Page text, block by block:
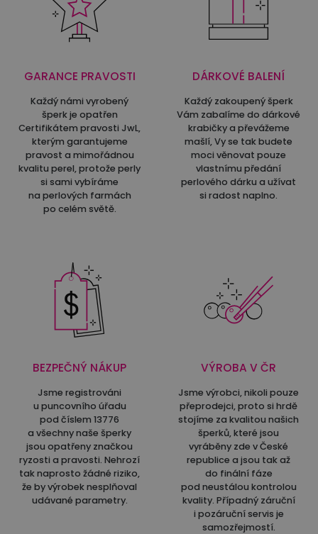
GARANCE PRAVOSTI
Každý námi vyrobený
šperk je opatřen
Certifikátem pravosti JwL,
kterým garantujeme
pravost a mimořádnou
kvalitu perel, protože perly
si sami vybíráme
na perlových farmách
po celém světě.
DÁRKOVÉ BALENÍ
Každý zakoupený šperk
Vám zabalíme do dárkové
krabičky a převážeme
mašlí, Vy se tak budete
moci věnovat pouze
vlastnímu předání
perlového dárku a užívat
si radost naplno.
BEZPEČNÝ NÁKUP
Jsme registrováni
u puncovního úřadu
pod číslem 13776
a všechny naše šperky
jsou opatřeny značkou
ryzosti a pravosti. Nehrozí
tak naprosto žádné riziko,
že by výrobek nesplňoval
udávané parametry.
VÝROBA V ČR
Jsme výrobci, nikoli pouze
přeprodejci, proto si hrdě
stojíme za kvalitou našich
šperků, které jsou
vyráběny zde v České
republice a jsou tak až
do finální fáze
pod neustálou kontrolou
kvality. Případný záruční
i pozáruční servis je
samozřejmostí.